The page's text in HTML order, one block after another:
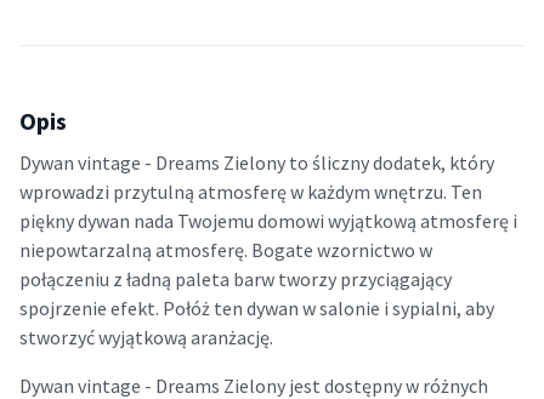
Opis
Dywan vintage - Dreams Zielony to śliczny dodatek, który
wprowadzi przytulną atmosferę w każdym wnętrzu. Ten
piękny dywan nada Twojemu domowi wyjątkową atmosferę i
niepowtarzalną atmosferę. Bogate wzornictwo w
połączeniu z ładną paleta barw tworzy przyciągający
spojrzenie efekt. Połóż ten dywan w salonie i sypialni, aby
stworzyć wyjątkową aranżację.
Dywan vintage - Dreams Zielony jest dostępny w różnych